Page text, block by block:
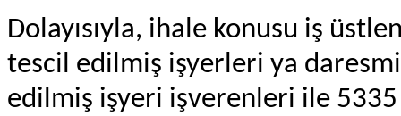
Dolayısıyla, ihale konusu iş
tescil edilmiş işyerleri ya
edilmiş işyeri işverenleri ile 5335